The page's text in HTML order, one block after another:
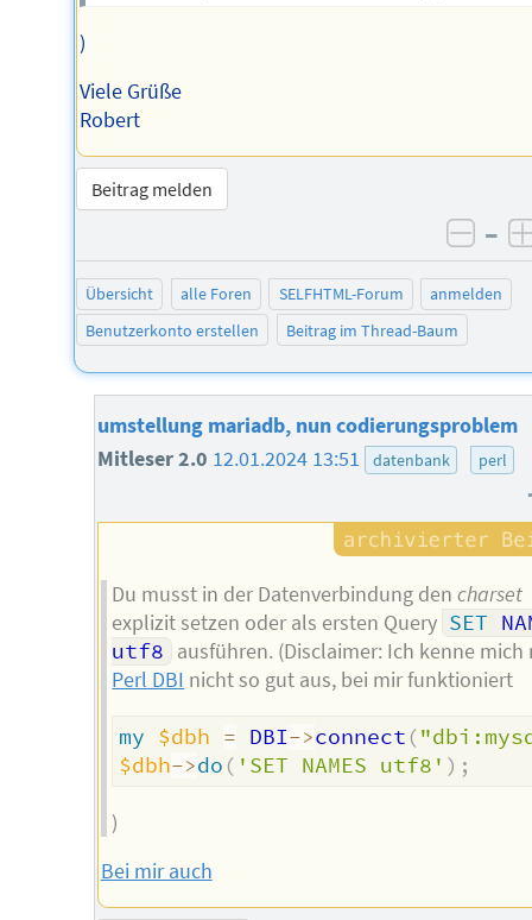
)
Viele Grüße
Robert
Beitrag melden
–
Übersicht alle Foren SELFHTML-Forum
anmelden
Benutzerkonto erstellen
Beitrag im Thread-Baum
umstellung mariadb, nun codierungsproblem
Mitleser 2.0 12.01.2024 13:51 datenbank perl
Du musst in der Datenverbindung dencharset
explizit setzen oder als ersten Query SET
utf8 ausführen. (Disclaimer: Ich kenne mich
Perl DBI nicht so gut aus, bei mir funktioniert
my $dbh = DBI->connect (
$dbh->do ( 'SET NAMES utf8' ) ;
)
Bei mir auch